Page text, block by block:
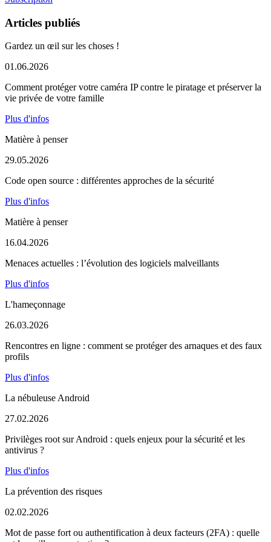
Articles publiés
Gardez un œil sur les choses !
01.06.2026
Comment protéger votre caméra IP contre le piratage et préserver la
vie privée de votre famille
Plus d'infos
Matière à penser
29.05.2026
Code open source : différentes approches de la sécurité
Plus d'infos
Matière à penser
16.04.2026
Menaces actuelles : l’évolution des logiciels malveillants
Plus d'infos
L'hameçonnage
26.03.2026
Rencontres en ligne : comment se protéger des arnaques et des faux
profils
Plus d'infos
La nébuleuse Android
27.02.2026
Privilèges root sur Android : quels enjeux pour la sécurité et les
antivirus ?
Plus d'infos
La prévention des risques
02.02.2026
Mot de passe fort ou authentification à deux facteurs (2FA) : quelle